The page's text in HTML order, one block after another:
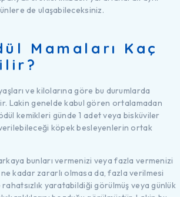
de ulaşabileceksiniz.
Mamaları Kaç
ve kilolarına göre bu durumlarda
Lakin genelde kabul gören ortalamadan
kemikleri günde 1 adet veya bisküviler
köpek besleyenlerin ortak
bunları vermenizi veya fazla vermenizi
kadar zararlı olmasa da, fazla verilmesi
yaratabildiği görülmüş veya günlük